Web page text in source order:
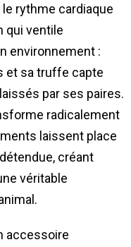
rythme cardiaque
qui ventile
environnement :
et sa truffe capte
par ses paires.
radicalement
laissent place
créant
véritable
accessoire